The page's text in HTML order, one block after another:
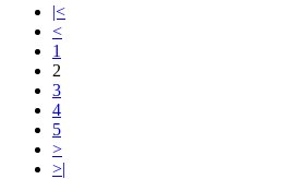
|<
<
1
2
3
4
5
>
>|